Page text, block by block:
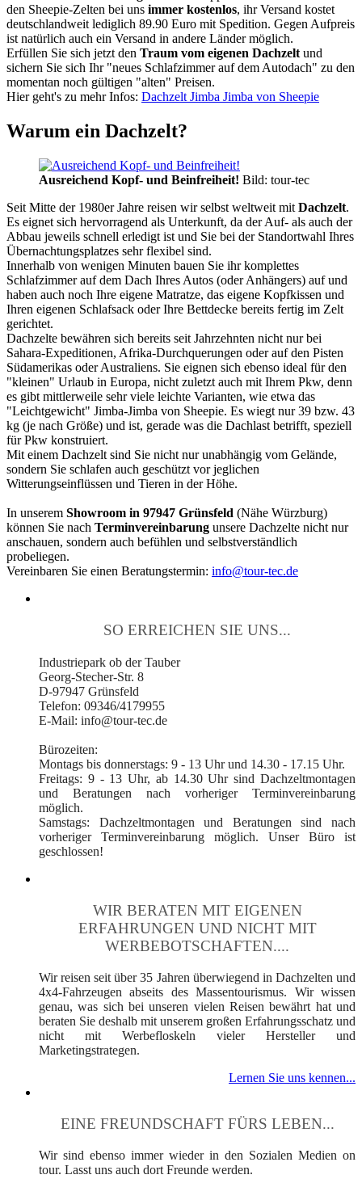
den Sheepie-Zelten bei uns immer kostenlos, ihr Versand kostet
deutschlandweit lediglich 89.90 Euro mit Spedition. Gegen Aufpreis
ist natürlich auch ein Versand in andere Länder möglich.
Erfüllen Sie sich jetzt den Traum vom eigenen Dachzelt und
sichern Sie sich Ihr "neues Schlafzimmer auf dem Autodach" zu den
momentan noch gültigen "alten" Preisen.
Hier geht's zu mehr Infos: Dachzelt Jimba Jimba von Sheepie
Warum ein Dachzelt?
Ausreichend Kopf- und Beinfreiheit! Bild: tour-tec
Seit Mitte der 1980er Jahre reisen wir selbst weltweit mit Dachzelt.
Es eignet sich hervorragend als Unterkunft, da der Auf- als auch der
Abbau jeweils schnell erledigt ist und Sie bei der Standortwahl Ihres
Übernachtungsplatzes sehr flexibel sind.
Innerhalb von wenigen Minuten bauen Sie ihr komplettes
Schlafzimmer auf dem Dach Ihres Autos (oder Anhängers) auf und
haben auch noch Ihre eigene Matratze, das eigene Kopfkissen und
Ihren eigenen Schlafsack oder Ihre Bettdecke bereits fertig im Zelt
gerichtet.
Dachzelte bewähren sich bereits seit Jahrzehnten nicht nur bei
Sahara-Expeditionen, Afrika-Durchquerungen oder auf den Pisten
Südamerikas oder Australiens. Sie eignen sich ebenso ideal für den
"kleinen" Urlaub in Europa, nicht zuletzt auch mit Ihrem Pkw, denn
es gibt mittlerweile sehr viele leichte Varianten, wie etwa das
"Leichtgewicht" Jimba-Jimba von Sheepie. Es wiegt nur 39 bzw. 43
kg (je nach Größe) und ist, gerade was die Dachlast betrifft, speziell
für Pkw konstruiert.
Mit einem Dachzelt sind Sie nicht nur unabhängig vom Gelände,
sondern Sie schlafen auch geschützt vor jeglichen
Witterungseinflüssen und Tieren in der Höhe.
In unserem Showroom in 97947 Grünsfeld (Nähe Würzburg)
können Sie nach Terminvereinbarung unsere Dachzelte nicht nur
anschauen, sondern auch befühlen und selbstverständlich
probeliegen.
Vereinbaren Sie einen Beratungstermin: info@tour-tec.de
SO ERREICHEN SIE UNS...
Industriepark ob der Tauber
Georg-Stecher-Str. 8
D-97947 Grünsfeld
Telefon: 09346/4179955
E-Mail: info@tour-tec.de
Bürozeiten:
Montags bis donnerstags: 9 - 13 Uhr und 14.30 - 17.15 Uhr.
Freitags: 9 - 13 Uhr, ab 14.30 Uhr sind Dachzeltmontagen
und Beratungen nach vorheriger Terminvereinbarung
möglich.
Samstags: Dachzeltmontagen und Beratungen sind nach
vorheriger Terminvereinbarung möglich. Unser Büro ist
geschlossen!
WIR BERATEN MIT EIGENEN
ERFAHRUNGEN UND NICHT MIT
WERBEBOTSCHAFTEN....
Wir reisen seit über 35 Jahren überwiegend in Dachzelten und
4x4-Fahrzeugen abseits des Massentourismus. Wir wissen
genau, was sich bei unseren vielen Reisen bewährt hat und
beraten Sie deshalb mit unserem großen Erfahrungsschatz und
nicht mit Werbefloskeln vieler Hersteller und
Marketingstrategen.
Lernen Sie uns kennen...
EINE FREUNDSCHAFT FÜRS LEBEN...
Wir sind ebenso immer wieder in den Sozialen Medien on
tour. Lasst uns auch dort Freunde werden.